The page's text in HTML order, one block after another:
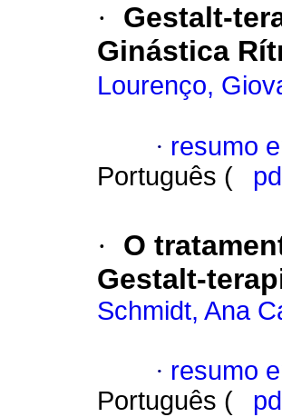
·
Gestalt-
Ginástica
Lourenço,
· resumo
Português (
·
O
Gestalt-
Schmidt, Ana
· resumo
Português (